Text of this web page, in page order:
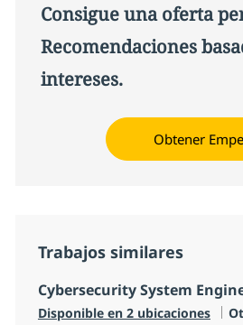
Consigue una oferta
Recomendaciones
intereses.
Obtener
Trabajos similares
Cybersecurity System
Disponible en 2 ubicaciones